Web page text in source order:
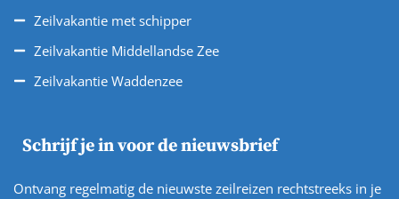
Zeilvakantie met schipper
Zeilvakantie Middellandse Zee
Zeilvakantie Waddenzee
Schrijf je in voor de nieuwsbrief
Ontvang regelmatig de nieuwste zeilreizen rechtstreeks in je